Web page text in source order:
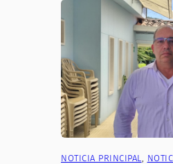
NOTICIA PRINCIPAL